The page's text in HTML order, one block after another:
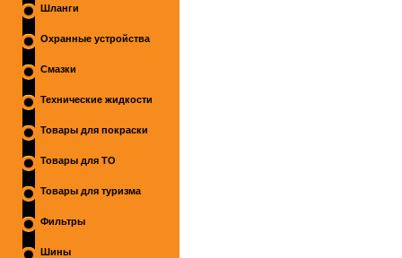
Шланги
Охранные устройства
Смазки
Технические жидкости
Товары для покраски
Товары для ТО
Товары для туризма
Фильтры
Шины